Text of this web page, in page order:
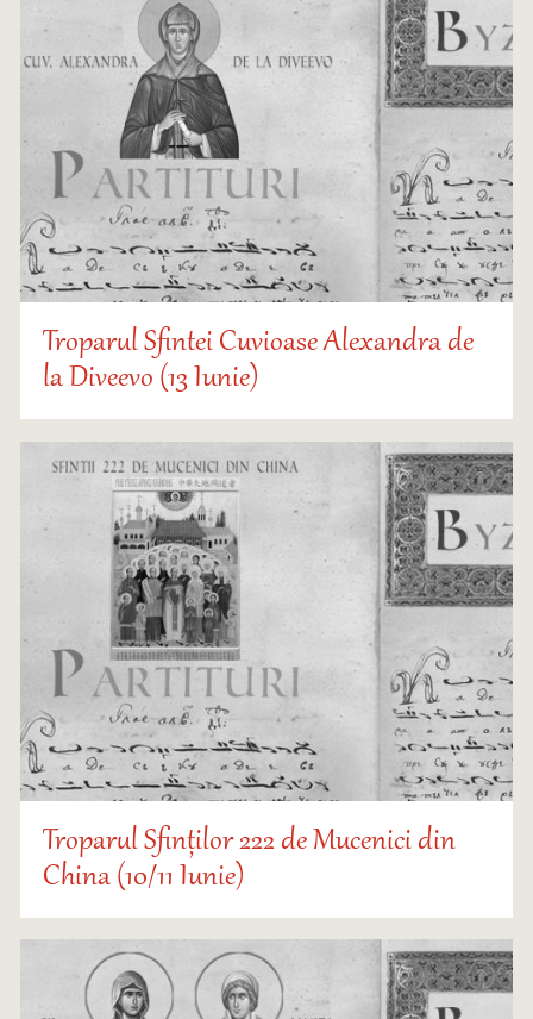
Troparul Sfintei Cuvioase Alexandra de
la Diveevo (13 Iunie)
Troparul Sfinților 222 de Mucenici din
China (10/11 Iunie)